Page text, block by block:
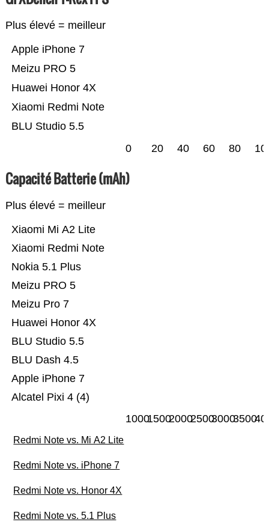
Plus élevé = meilleur
BLU Studio 5.5
Xiaomi Redmi Note
Huawei Honor 4X
Meizu PRO 5
Apple iPhone 7
0 20 40 60 80
Capacité Batterie (mAh)
Plus élevé = meilleur
Alcatel Pixi 4 (4)
Apple iPhone 7
BLU Dash 4.5
BLU Studio 5.5
Huawei Honor 4X
Meizu Pro 7
Meizu PRO 5
Nokia 5.1 Plus
Xiaomi Redmi Note
Xiaomi Mi A2 Lite
100015002000250030003500
Redmi Note vs. Mi A2 Lite
Redmi Note vs. iPhone 7
Redmi Note vs. Honor 4X
Redmi Note vs. 5.1 Plus